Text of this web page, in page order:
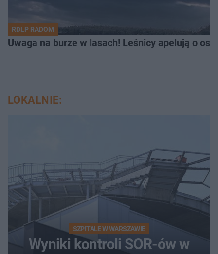
RDLP RADOM
Uwaga na burze w lasach! Leśnicy apelują o
LOKALNIE:
SZPITALE W WARSZAWIE
Wyniki kontroli SOR-ów w